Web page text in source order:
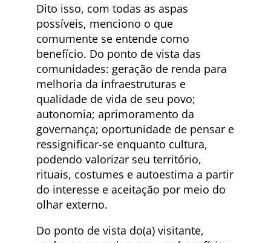
Dito isso, com todas as aspas
possíveis, menciono o que
comumente se entende como
benefício. Do ponto de vista das
comunidades: geração de renda para
melhoria da infraestruturas e
qualidade de vida de seu povo;
autonomia; aprimoramento da
governança; oportunidade de pensar e
ressignificar-se enquanto cultura,
podendo valorizar seu território,
rituais, costumes e autoestima a partir
do interesse e aceitação por meio do
olhar externo.
Do ponto de vista do(a) visitante,